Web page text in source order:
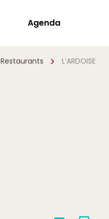
Agenda
Restaurants L’ARDOISE